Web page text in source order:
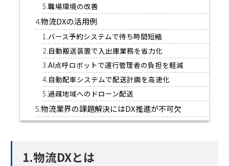
職場環境の改善
物流DXの活用例
バース予約システムで待ち時間短縮
自動搬送装置で入出庫業務を省力化
AI点呼ロボットで運行管理者の負担を軽減
自動配車システムで配送計画を高速化
過疎地域へのドローン配送
物流業界の課題解決にはDX推進が不可欠
1.物流DXとは